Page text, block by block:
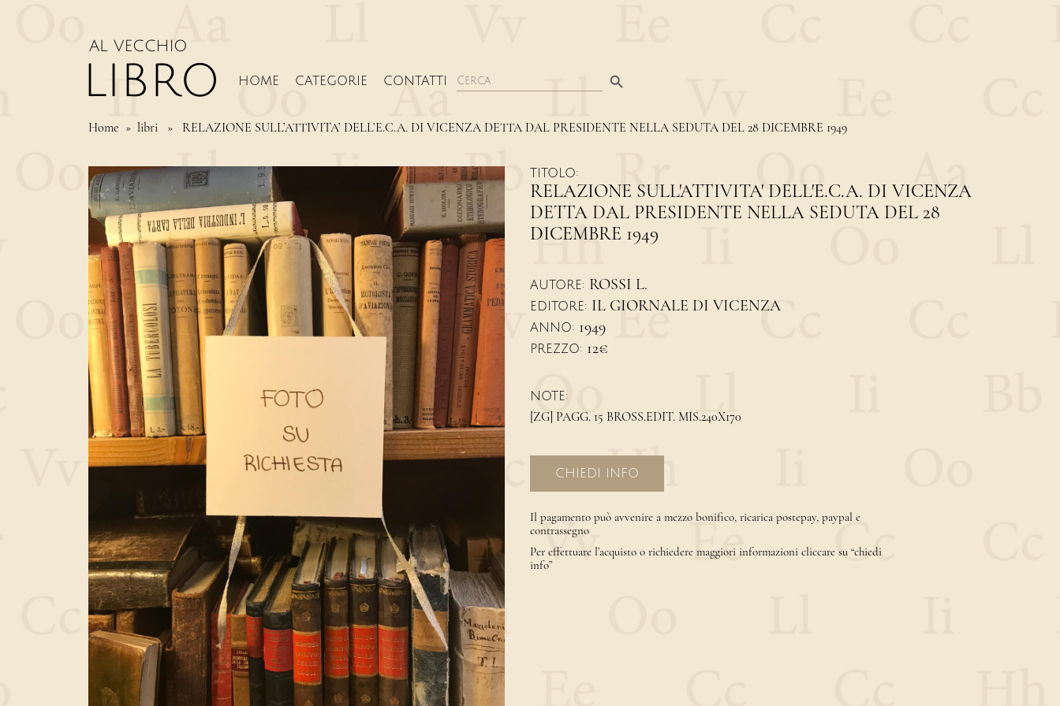
HOME CATEGORIE CONTATTI
Search
for:
Home » libri » RELAZIONE SULL’ATTIVITA’ DELL’E.C.A. DI VICENZA DETTA DAL PRESIDENTE NELLA SEDUTA DEL 28 DICEMBRE 1949
TITOLO:
RELAZIONE SULL'ATTIVITA' DELL'E.C.A. DI VICENZA
DETTA DAL PRESIDENTE NELLA SEDUTA DEL 28
DICEMBRE 1949
AUTORE: ROSSI L.
EDITORE: IL GIORNALE DI VICENZA
ANNO: 1949
PREZZO: 12€
NOTE:
[ZG] PAGG. 15 BROSS.EDIT. MIS.240X170
CHIEDI INFO
Il pagamento può avvenire a mezzo bonifico, ricarica postepay, paypal e
contrassegno
Per effettuare l’acquisto o richiedere maggiori informazioni cliccare su “chiedi
info”